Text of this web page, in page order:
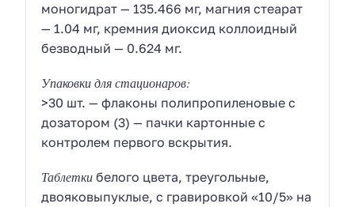
моногидрат — 135.466 мг, магния стеарат
— 1.04 мг, кремния диоксид коллоидный
безводный — 0.624 мг.
Упаковки для стационаров:
>30 шт. — флаконы полипропиленовые с
дозатором (3) — пачки картонные с
контролем первого вскрытия.
Таблетки белого цвета, треугольные,
двояковыпуклые, с гравировкой «10/5» на